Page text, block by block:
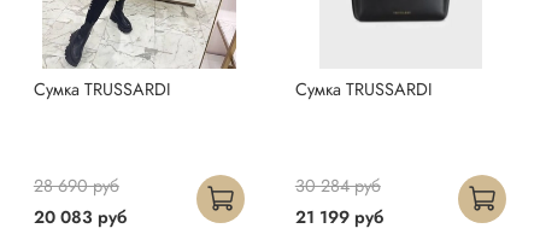
Сумка TRUSSARDI
20 083 руб
28 690 руб
Сумка TRUSSARDI
21 199 руб
30 284 руб